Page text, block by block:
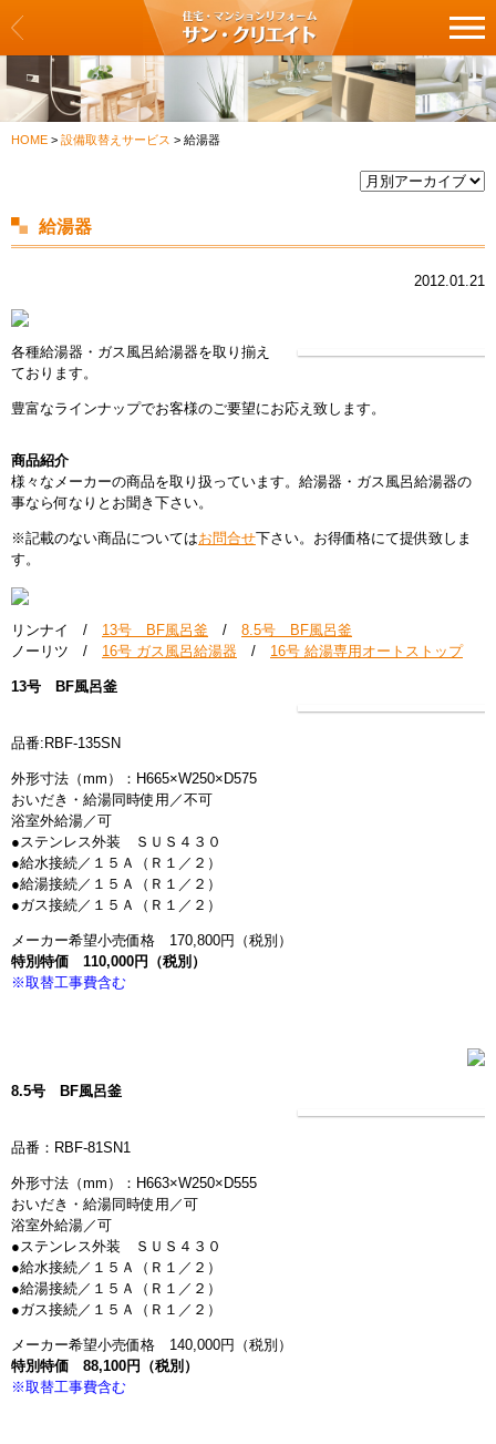
サン・クリエイト
HOME > 設備取替えサービス > 給湯器
給湯器
2012.01.21
各種給湯器・ガス風呂給湯器を取り揃え
ております。
豊富なラインナップでお客様のご要望にお応え致します。
商品紹介
様々なメーカーの商品を取り扱っています。給湯器・ガス風呂給湯器の
事なら何なりとお聞き下さい。
※記載のない商品についてはお問合せ下さい。 お得価格にて提供致しま
す。
リンナイ / 13号 BF風呂釜 / 8.5号 BF風呂釜
ノーリツ / 16号 ガス風呂給湯器 / 16号 給湯専用オートストップ
13号 BF風呂釜
品番:RBF-135SN
外形寸法（mm）：H665×W250×D575
おいだき・給湯同時使用／不可
浴室外給湯／可
●ステンレス外装 ＳＵＳ４３０
●給水接続／１５Ａ（Ｒ１／２）
●給湯接続／１５Ａ（Ｒ１／２）
●ガス接続／１５Ａ（Ｒ１／２）
メーカー希望小売価格 170,800円（税別）
特別特価 110,000円（税別）
※取替工事費含む
8.5号 BF風呂釜
品番：RBF-81SN1
外形寸法（mm）：H663×W250×D555
おいだき・給湯同時使用／可
浴室外給湯／可
●ステンレス外装 ＳＵＳ４３０
●給水接続／１５Ａ（Ｒ１／２）
●給湯接続／１５Ａ（Ｒ１／２）
●ガス接続／１５Ａ（Ｒ１／２）
メーカー希望小売価格 140,000円（税別）
特別特価 88,100円（税別）
※取替工事費含む
リフォーム一覧
キッチン
洗面化粧台・トイレ
建具・扉の交換
リフォームパック
バス・浴室